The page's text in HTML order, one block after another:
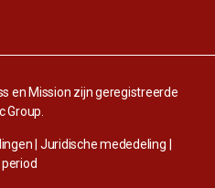
en Mission zijn geregistreerde
Group.
Juridische mededeling